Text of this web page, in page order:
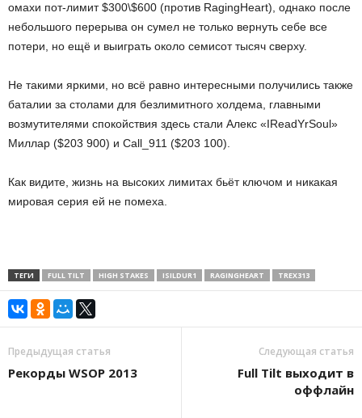
омахи пот-лимит $300\$600 (против RagingHeart), однако после
небольшого перерыва он сумел не только вернуть себе все
потери, но ещё и выиграть около семисот тысяч сверху.
Не такими яркими, но всё равно интересными получились также
баталии за столами для безлимитного холдема, главными
возмутителями спокойствия здесь стали Алекс «IReadYrSoul»
Миллар ($203 900) и Call_911 ($203 100).
Как видите, жизнь на высоких лимитах бьёт ключом и никакая
мировая серия ей не помеха.
ТЕГИ FULL TILT HIGH STAKES ISILDUR1 RAGINGHEART TREX313
Предыдущая статья
Рекорды WSOP 2013
Следующая статья
Full Tilt выходит в
оффлайн